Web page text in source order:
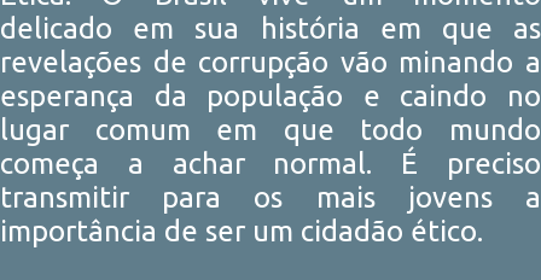
delicado em sua história em que as
revelações de corrupção vão minando a
esperança da população e caindo no
lugar comum em que todo mundo
começa a achar normal. É preciso
transmitir para os mais jovens a
importância de ser um cidadão ético.